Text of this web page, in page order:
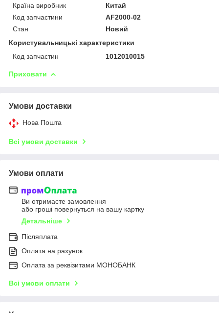
Країна виробник
Китай
Код запчастини
AF2000-02
Стан
Новий
Користувальницькі характеристики
Код запчастин
1012010015
Приховати
Умови доставки
Нова Пошта
Всі умови доставки
Умови оплати
Ви отримаєте замовлення
або гроші повернуться на вашу картку
Детальніше
Післяплата
Оплата на рахунок
Оплата за реквізитами МОНОБАНК
Всі умови оплати